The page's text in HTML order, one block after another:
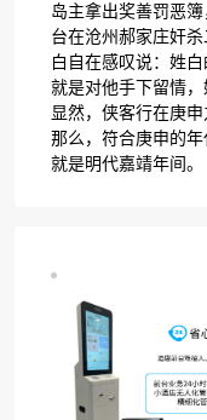
岛主拿出奖善罚恶
台在沧州郝家庄奸杀
白自在感叹说：姓
就是对他手下留情，
显然，侠客行在庚申
那么，符合庚申的
就是明代嘉靖年间。